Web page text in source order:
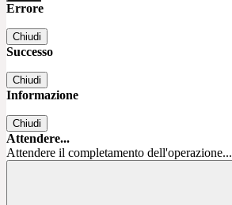
Errore
Chiudi
Successo
Chiudi
Informazione
Chiudi
Attendere...
Attendere il completamento dell'operazione...